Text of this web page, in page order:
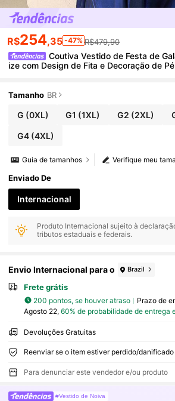
R$254,35 -47% R$479,90
Coutiva Vestido de Festa de
ize com Design de Fita e Decoração de
Tamanho BR
G (0XL) G1 (1XL) G2 (2XL)
G4(4XL)
Verifique meu
Guia de tamanhos
Enviado De
Internacional
Produto Internacional sujeito à
tributos estaduais e federais.
Envio Internacional para o Brazil
Frete grátis
200 pontos, se houver atraso Prazo de
Agosto 22, 60% de probabilidade de entrega
Devoluções Gratuitas
Para denunciar este vendedor e/ou produto
#Vestido de Noiva